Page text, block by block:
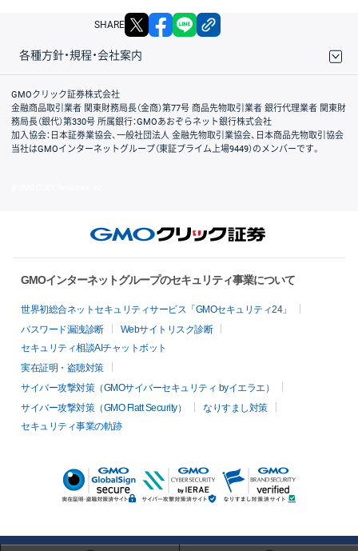
SHARE X facebook
各種方針・規程・会社案内
取引規程・約款
サイトマップ
その他のご案内
個人情報保護方針
最良執行方針
サイトのご利用について
ディスクレイマー
信託保全
リスク説明
会社案内
GMOクリック証券株式会社
金融商品取引業者 関東財務局長（金商）第77号 商品先物取引業者 銀行代理業者 関東財
務局長（銀代）第330号 所属銀行：GMOあおぞらネット銀行株式会社
加入協会：日本証券業協会、一般社団法人 金融先物取引業協会、日本商品先物取引協会
当社はGMOインターネットグループ（東証プライム上場9449）のメンバーです。
GMOインターネットグループのセキュリティ事業について
世界初総合ネットセキュリティサービス「GMOセキュリティ24」
パスワード漏洩診断
Webサイトリスク診断
セキュリティ相談AIチャットボット
実在証明・盗聴対策
サイバー攻撃対策（GMOサイバーセキュリティ byイエラエ）
サイバー攻撃対策（GMO Flatt Security）
なりすまし対策
セキュリティ事業の軌跡